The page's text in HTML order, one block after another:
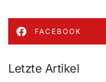
FACEBOOK
Letzte Artikel